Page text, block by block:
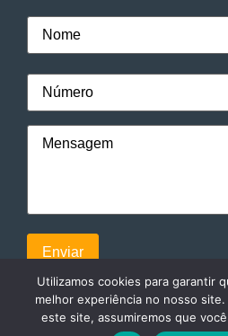
Utilizamos cookies para garantir
melhor experiência no nosso
este site, assumiremos que